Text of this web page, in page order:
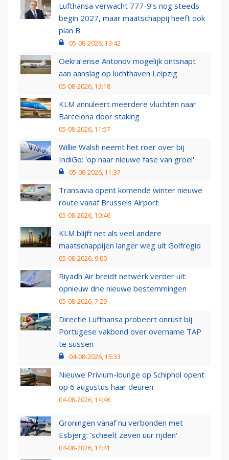
Lufthansa verwacht 777-9’s nog steeds
begin 2027, maar maatschappij heeft ook
plan B
05-08-2026, 13:42
Oekraïense Antonov mogelijk ontsnapt
aan aanslag op luchthaven Leipzig
05-08-2026, 13:18
KLM annuleert meerdere vluchten naar
Barcelona door staking
05-08-2026, 11:57
Willie Walsh neemt het roer over bij
IndiGo: 'op naar nieuwe fase van groei'
05-08-2026, 11:37
Transavia opent komende winter nieuwe
route vanaf Brussels Airport
05-08-2026, 10:46
KLM blijft net als veel andere
maatschappijen langer weg uit Golfregio
05-08-2026, 9:00
Riyadh Air breidt netwerk verder uit:
opnieuw drie nieuwe bestemmingen
05-08-2026, 7:29
Directie Lufthansa probeert onrust bij
Portugese vakbond over overname TAP
te sussen
04-08-2026, 15:33
Nieuwe Privium-lounge op Schiphol opent
op 6 augustus haar deuren
04-08-2026, 14:46
Groningen vanaf nu verbonden met
Esbjerg: 'scheelt zeven uur rijden'
04-08-2026, 14:41